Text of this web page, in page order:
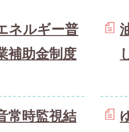
ネルギー普
補助金制度
常時監視結